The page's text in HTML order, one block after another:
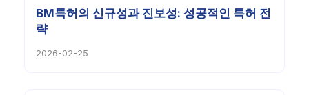
BM특허의 신규성과 진보성: 성공적인 특허 전
략
2026-02-25